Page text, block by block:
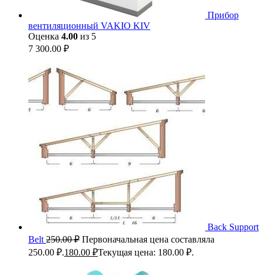
Прибор
вентиляционный VAKIO KIV
Оценка 4.00 из 5
7 300.00 ₽
Back Support
Belt 250.00₽ Первоначальная цена составляла
250.00 ₽.180.00 ₽Текущая цена: 180.00 ₽.